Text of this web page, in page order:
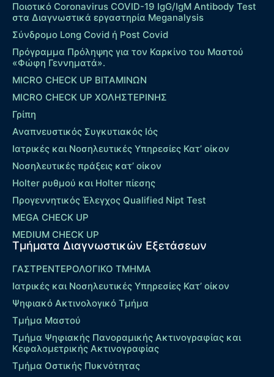
Ποιοτικό Coronavirus COVID-19 IgG/IgM Antibody Test
στα Διαγνωστικά εργαστηρία Meganalysis
Σύνδρομο Long Covid ή Post Covid
Πρόγραμμα Πρόληψης για τον Καρκίνο του Μαστού
«Φώφη Γεννηματά».
MICRO CHECK UP ΒΙΤΑΜΙΝΩΝ
MICRO CHECK UP ΧΟΛΗΣΤΕΡΙΝΗΣ
Γρίπη
Αναπνευστικός Συγκυτιακός Ιός
Ιατρικές και Νοσηλευτικές Υπηρεσίες Κατ’ οίκον
Νοσηλευτικές πράξεις κατ’ οίκον
Holter ρυθμού και Holter πίεσης
Προγεννητικός Έλεγχος Qualified Nipt Test
MEGA CHECK UP
MEDIUM CHECK UP
Τμήματα Διαγνωστικών Εξετάσεων
ΓΑΣΤΡΕΝΤΕΡΟΛΟΓΙΚΟ ΤΜΗΜΑ
Ιατρικές και Νοσηλευτικές Υπηρεσίες Κατ’ οίκον
Ψηφιακό Ακτινολογικό Τμήμα
Τμήμα Μαστού
Τμήμα Ψηφιακής Πανοραμικής Ακτινογραφίας και
Κεφαλομετρικής Ακτινογραφίας
Τμήμα Οστικής Πυκνότητας